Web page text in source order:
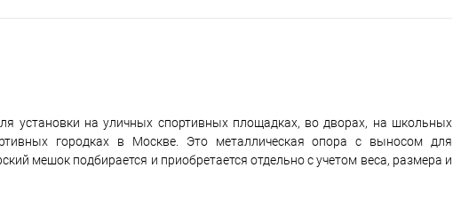
установки на уличных спортивных площадках, во дворах, на школьных
городках в Москве. Это металлическая опора с выносом для
мешок подбирается и приобретается отдельно с учетом веса, размера и